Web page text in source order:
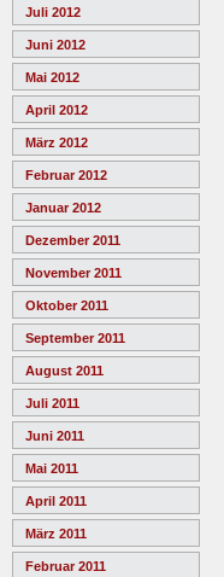
Juli 2012
Juni 2012
Mai 2012
April 2012
März 2012
Februar 2012
Januar 2012
Dezember 2011
November 2011
Oktober 2011
September 2011
August 2011
Juli 2011
Juni 2011
Mai 2011
April 2011
März 2011
Februar 2011